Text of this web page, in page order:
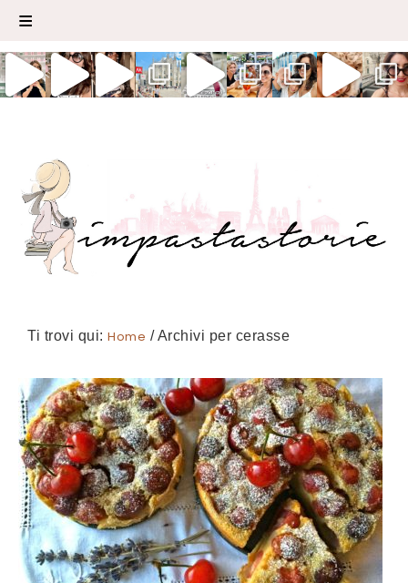
Ti trovi qui: Home /Archivi per cerasse